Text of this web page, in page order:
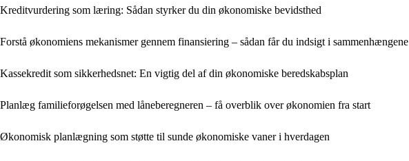
Kreditvurdering som læring: Sådan styrker du din økonomiske bevidsthed
Forstå økonomiens mekanismer gennem finansiering – sådan får du indsigt i sammenhængene
Kassekredit som sikkerhedsnet: En vigtig del af din økonomiske beredskabsplan
Planlæg familieforøgelsen med låneberegneren – få overblik over økonomien fra start
Økonomisk planlægning som støtte til sunde økonomiske vaner i hverdagen